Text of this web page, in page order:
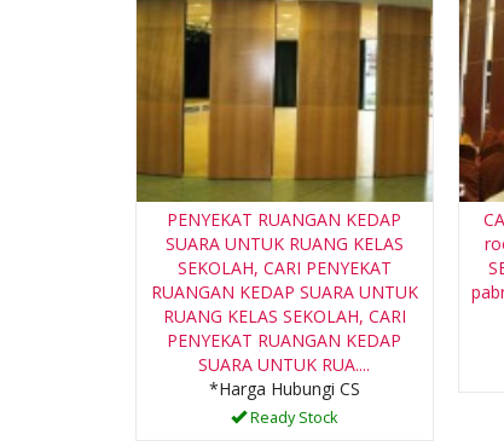
PENYEKAT RUANGAN KEDAP
SUARA UNTUK RUANG KELAS
SEKOLAH, CARI PENYEKAT
RUANGAN KEDAP SUARA UNTUK
RUANG KELAS SEKOLAH, CARI
PENYEKAT RUANGAN KEDAP
SUARA UNTUK RUA....
*Harga Hubungi CS
Ready Stock